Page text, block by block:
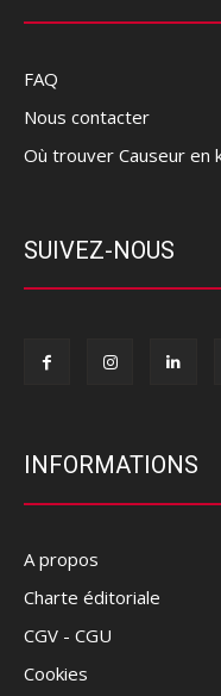
FAQ
Nous contacter
Où trouver Causeur en
SUIVEZ-NOUS
INFORMATIONS
A propos
Charte éditoriale
CGV - CGU
Cookies